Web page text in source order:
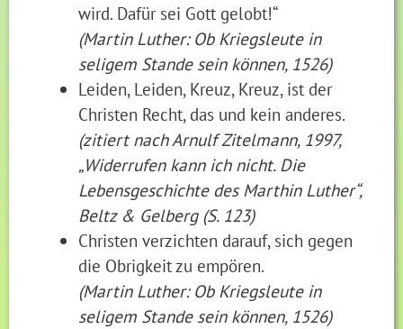
wird. Dafür sei Gott gelobt!“
(Martin Luther: Ob Kriegsleute in
seligem Stande sein können, 1526)
Leiden, Leiden, Kreuz, Kreuz, ist der
Christen Recht, das und kein anderes.
(zitiert nach Arnulf Zitelmann, 1997,
„Widerrufen kann ich nicht. Die
Lebensgeschichte des Marthin Luther“,
Beltz & Gelberg (S. 123)
Christen verzichten darauf, sich gegen
die Obrigkeit zu empören.
(Martin Luther: Ob Kriegsleute in
seligem Stande sein können, 1526)